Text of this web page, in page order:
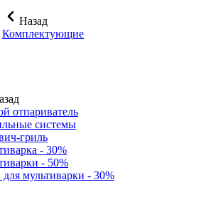
Назад
Комплектующие
отпариватель
системы
гриль
- 30%
- 50%
мультиварки - 30%